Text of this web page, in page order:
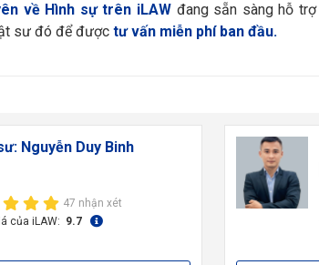
về Hình sự trên iLAW đang sẵn sàng hỗ trợ
sư đó để được tư vấn miễn phí ban đầu.
Nguyễn Duy Binh
47 nhận xét
của iLAW: 9.7